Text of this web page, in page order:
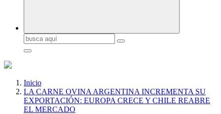
Buscar:
Inicio
LA CARNE OVINA ARGENTINA INCREMENTA SU
EXPORTACIÓN: EUROPA CRECE Y CHILE REABRE
EL MERCADO